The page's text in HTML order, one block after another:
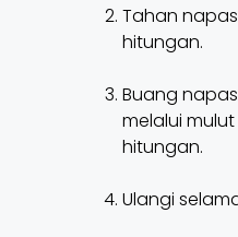
Tahan
hitungan.
Buang
melalui
hitungan.
Ulangi